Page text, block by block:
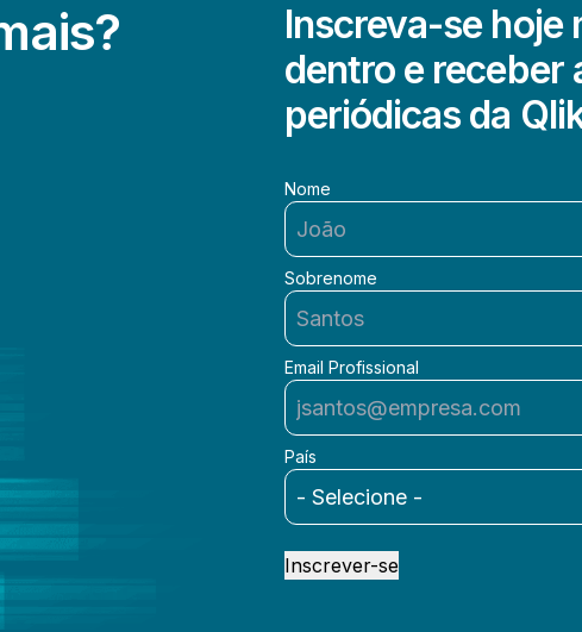
Inscreva-se hoje
dentro e receber
periódicas da
Nome
Sobrenome
Email Profissional
País
Inscrever-se